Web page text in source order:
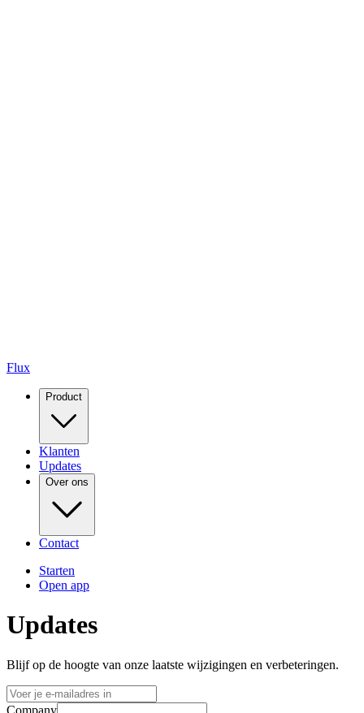
Flux
Product
Klanten
Updates
Over ons
Contact
Starten
Open app
Updates
Blijf op de hoogte van onze laatste wijzigingen en verbeteringen.
Company